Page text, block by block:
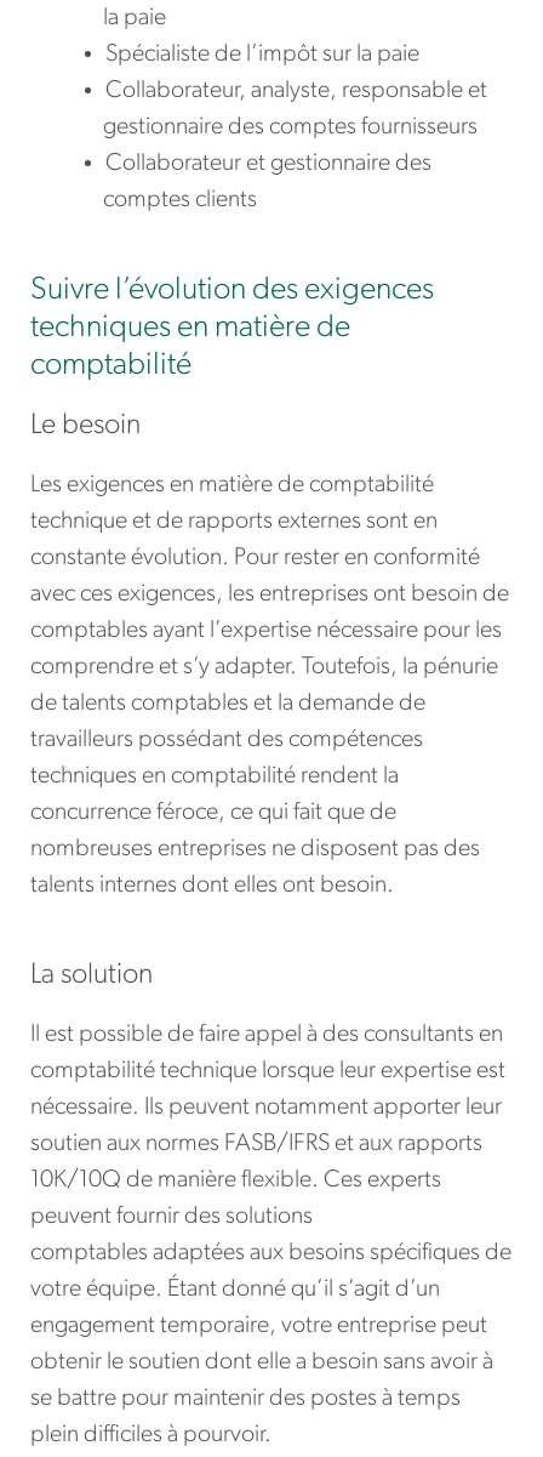
la paie
Spécialiste de l’impôt sur la paie
Collaborateur, analyste, responsable et
gestionnaire des comptes fournisseurs
Collaborateur et gestionnaire des
comptes clients
Suivre l’évolution des exigences
techniques en matière de
comptabilité
Le besoin
Les exigences en matière de comptabilité
technique et de rapports externes sont en
constante évolution. Pour rester en conformité
avec ces exigences, les entreprises ont besoin de
comptables ayant l’expertise nécessaire pour les
comprendre et s’y adapter. Toutefois, la pénurie
de talents comptables et la demande de
travailleurs possédant des compétences
techniques en comptabilité rendent la
concurrence féroce, ce qui fait que de
nombreuses entreprises ne disposent pas des
talents internes dont elles ont besoin.
La solution
Il est possible de faire appel à des consultants en
comptabilité technique lorsque leur expertise est
nécessaire. Ils peuvent notamment apporter leur
soutien aux normes FASB/IFRS et aux rapports
10K/10Q de manière flexible. Ces experts
peuvent fournir des solutions
comptables adaptées aux besoins spécifiques de
votre équipe. Étant donné qu’il s’agit d’un
engagement temporaire, votre entreprise peut
obtenir le soutien dont elle a besoin sans avoir à
se battre pour maintenir des postes à temps
plein difficiles à pourvoir.